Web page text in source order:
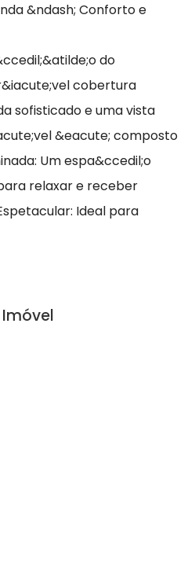
&ndash; Conforto e
do
cobertura
sofisticado e uma vista
&eacute; composto
Um espa&ccedil;o
relaxar e receber
Ideal para